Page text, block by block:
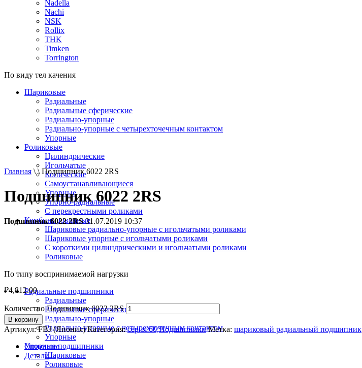
Nadella
Nachi
NSK
Rollix
THK
Timken
Torrington
По виду тел качения
Шариковые
Радиальные
Радиальные сферические
Радиально-упорные
Радиально-упорные с четырехточечным контактом
Упорные
Роликовые
Цилиндрические
Игольчатые
Конические
Самоустанавливающиеся
Упорные
Упорно-радиальные
C перекрестными роликами
Комбинированные
Шариковые радиально-упорные с игольчатыми роликами
Шариковые упорные с игольчатыми роликами
С короткими цилиндрическими и игольчатыми роликами
Роликовые
По типу воспринимаемой нагрузки
Радиальные подшипники
Радиальные
Радиальные сферические
Радиально-упорные
Радиально-упорные с четырехточечным контактом
Упорные
Упорные подшипники
Шариковые
Роликовые
Главная \ \ Подшипник 6022 2RS
Подшипник 6022 2RS
Подшипник 6022 2RS31.07.2019 10:37
₽4,812.00
Количество Подшипник 6022 2RS
В корзину
Артикул:FBJ (Япония) Категория:серия 60,Подшипники Метка: шариковый радиальный подшипник
Описание
Детали